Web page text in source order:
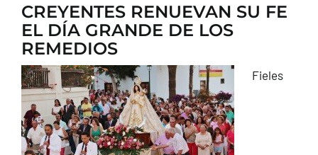
CREYENTES RENUEVAN SU FE
EL DÍA GRANDE DE LOS
REMEDIOS
Fieles